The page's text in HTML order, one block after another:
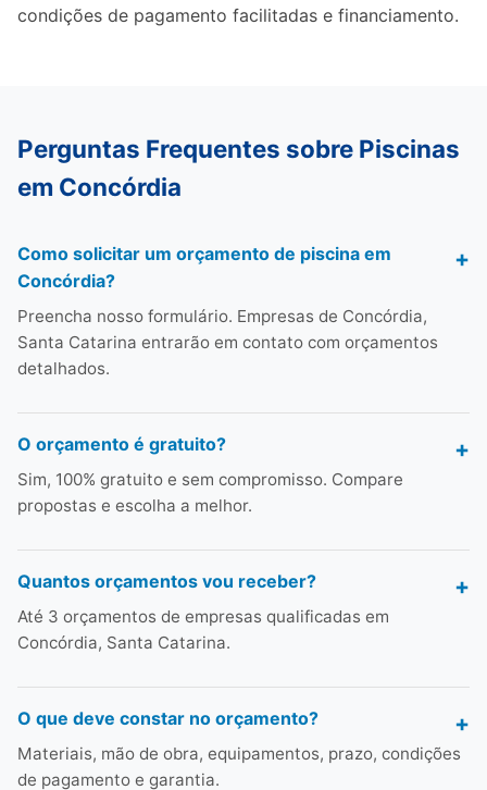
condições de pagamento facilitadas e financiamento.
Perguntas Frequentes sobre Piscinas
em Concórdia
Como solicitar um orçamento de piscina em
Concórdia?
Preencha nosso formulário. Empresas de Concórdia,
Santa Catarina entrarão em contato com orçamentos
detalhados.
O orçamento é gratuito?
Sim, 100% gratuito e sem compromisso. Compare
propostas e escolha a melhor.
Quantos orçamentos vou receber?
Até 3 orçamentos de empresas qualificadas em
Concórdia, Santa Catarina.
O que deve constar no orçamento?
Materiais, mão de obra, equipamentos, prazo, condições
de pagamento e garantia.